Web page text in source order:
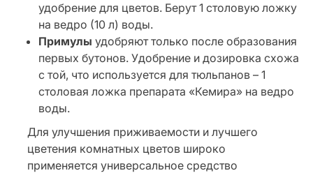
удобрение для цветов. Берут 1 столовую ложку
на ведро (10 л) воды.
Примулы удобряют только после образования
первых бутонов. Удобрение и дозировка схожа
с той, что используется для тюльпанов – 1
столовая ложка препарата «Кемира» на ведро
воды.
Для улучшения приживаемости и лучшего
цветения комнатных цветов широко
применяется универсальное средство